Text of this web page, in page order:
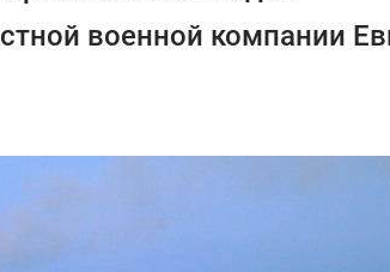
военной компании